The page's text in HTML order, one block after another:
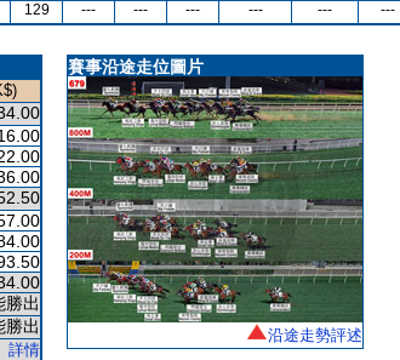
129 --- --- --- --- --- ---
勝出
勝出
詳情
賽事沿途走位圖片
沿途走勢評述